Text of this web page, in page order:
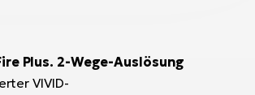
Plus. 2-Wege-Auslösung
VIVID-